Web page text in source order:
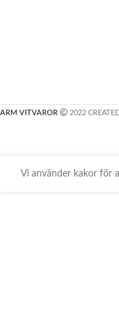
ARM VITVAROR 2022
Vi använder kakor för